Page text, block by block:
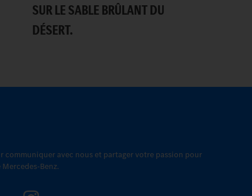
SUR LE SABLE BRÛLANT DU
DÉSERT.
communiquer avec nous et partager votre passion pour
Benz.